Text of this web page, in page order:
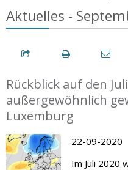
Aktuelles -
Rückblick auf den
außergewöhnlich
Luxemburg
22-09-2020
Im Juli 2020